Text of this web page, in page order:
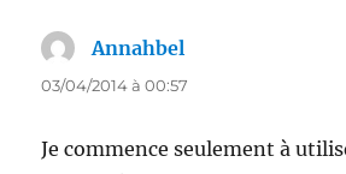
Annahbel
03/04/2014 à 00:57
Je commence seulement à